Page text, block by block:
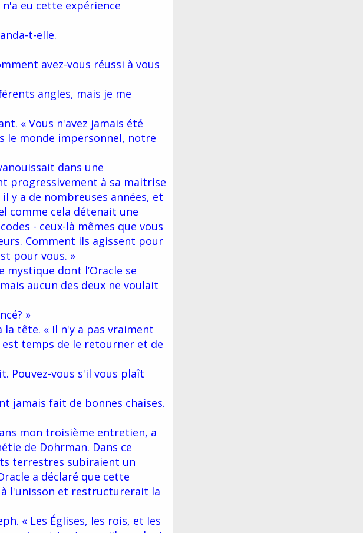
n'a eu cette expérience
t-elle.
avez-vous réussi à vous
angles, mais je me
« Vous n'avez jamais été
le monde impersonnel, notre
dans une
progressivement à sa maitrise
y a de nombreuses années, et
comme cela détenait une
- ceux-là mêmes que vous
Comment ils agissent pour
pour vous. »
mystique dont l’Oracle se
aucun des deux ne voulait
»
la tête. « Il n'y a pas vraiment
temps de le retourner et de
Pouvez-vous s'il vous plaît
jamais fait de bonnes chaises.
mon troisième entretien, a
de Dohrman. Dans ce
terrestres subiraient un
a déclaré que cette
l'unisson et restructurerait la
« Les Églises, les rois, et les